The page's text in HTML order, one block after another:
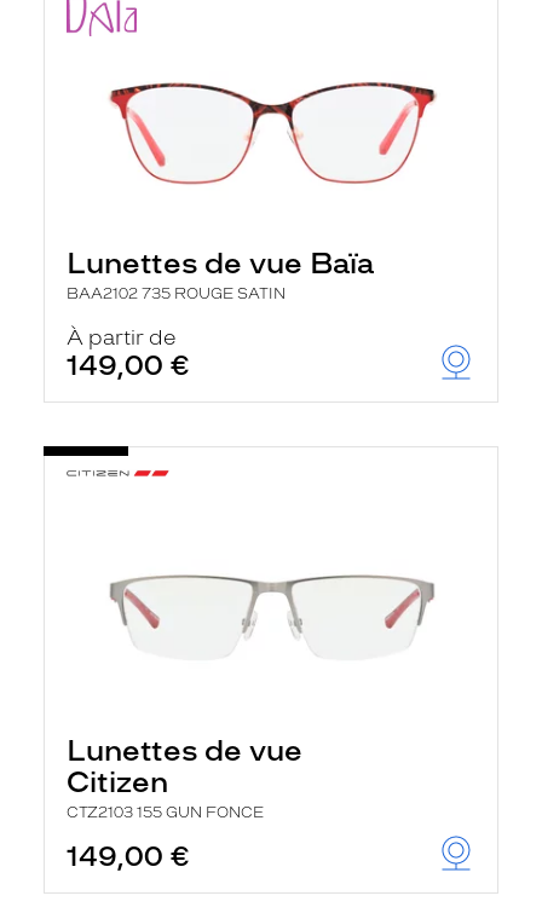
Lunettes de vue Baïa
BAA2102 735 ROUGE SATIN
À partir de
149,00 €
Lunettes de vue
Citizen
CTZ2103 155 GUN FONCE
149,00 €